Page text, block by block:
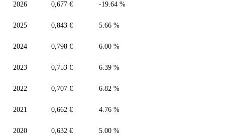
2026 0,677 € -19.64 %
2025 0,843 € 5.66 %
2024 0,798 € 6.00 %
2023 0,753 € 6.39 %
2022 0,707 € 6.82 %
2021 0,662 € 4.76 %
2020 0,632 € 5.00 %